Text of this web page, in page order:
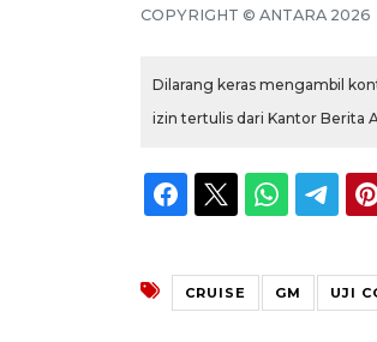
COPYRIGHT © ANTARA 2026
Dilarang keras mengambil
izin tertulis dari Kantor Berita
CRUISE GM UJI